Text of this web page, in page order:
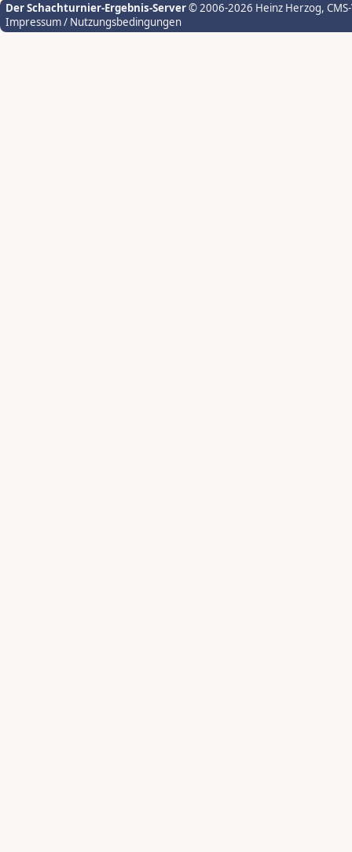
Der Schachturnier-Ergebnis-Server© 2006-2026 Heinz Herzog,
Impressum / Nutzungsbedingungen